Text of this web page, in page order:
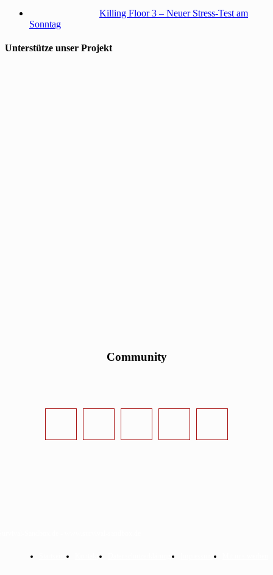
Killing Floor 3 – Neuer Stress-Test am
Sonntag
Unterstütze unser Projekt
Community